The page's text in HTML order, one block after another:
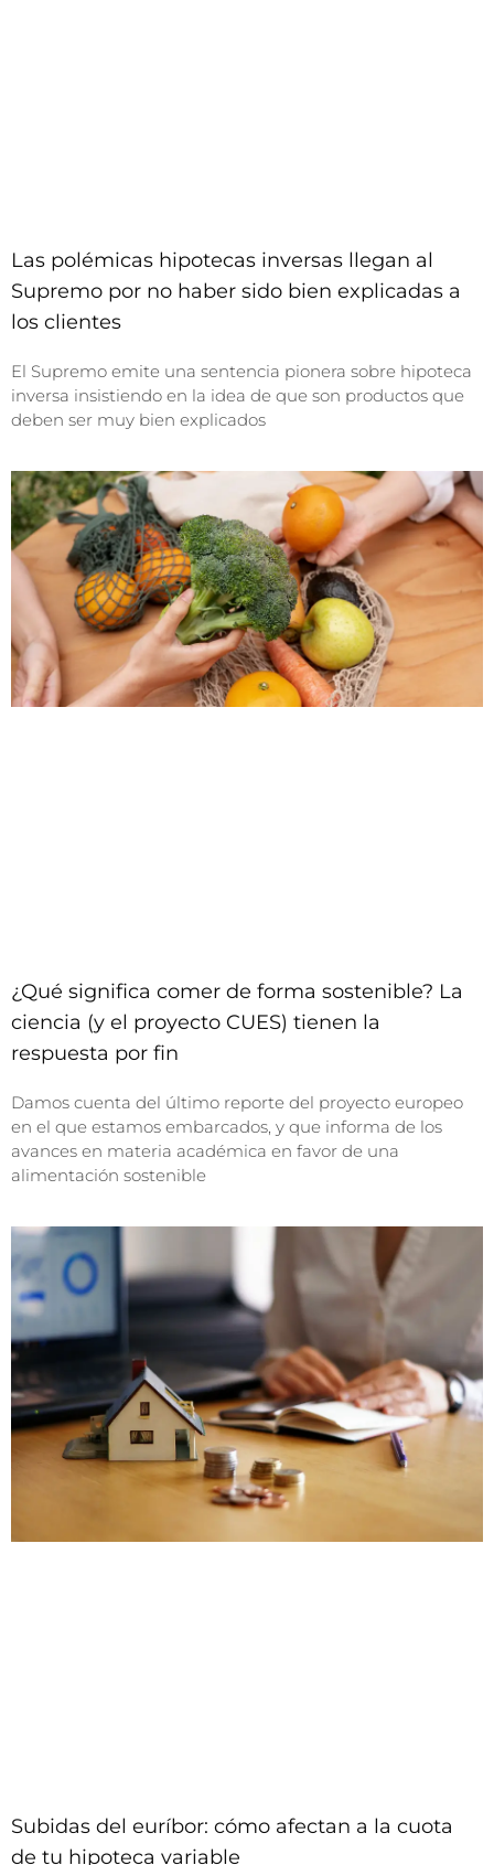
Las polémicas hipotecas inversas llegan al
Supremo por no haber sido bien explicadas a
los clientes
El Supremo emite una sentencia pionera sobre hipoteca
inversa insistiendo en la idea de que son productos que
deben ser muy bien explicados
¿Qué significa comer de forma sostenible? La
ciencia (y el proyecto CUES) tienen la
respuesta por fin
Damos cuenta del último reporte del proyecto europeo
en el que estamos embarcados, y que informa de los
avances en materia académica en favor de una
alimentación sostenible
Subidas del euríbor: cómo afectan a la cuota
de tu hipoteca variable